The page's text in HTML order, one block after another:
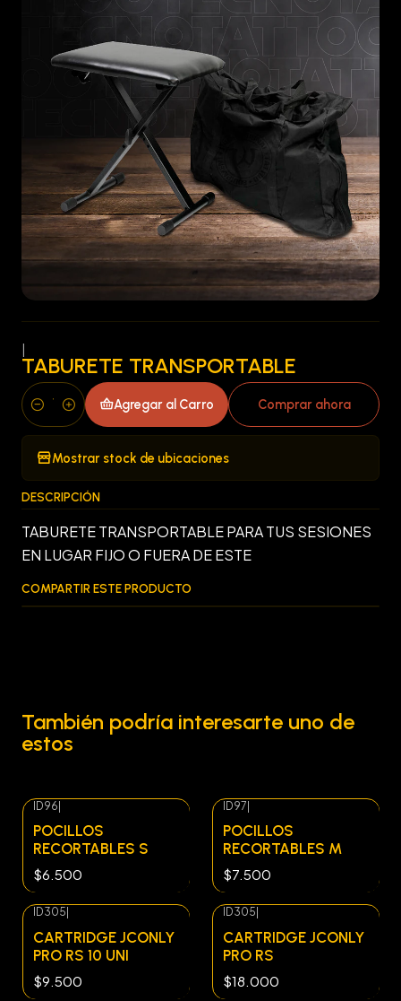
TABURETE TRANSPORTABLE
Cantidad
Agregar al Carro Comprar ahora
Mostrar stock de ubicaciones
DESCRIPCIÓN
TABURETE TRANSPORTABLE PARA TUS SESIONES
EN LUGAR FIJO O FUERA DE ESTE
COMPARTIR ESTE PRODUCTO
También podría interesarte uno de
estos
ID96
POCILLOS
RECORTABLES S
$6.500
ID97
POCILLOS
RECORTABLES M
$7.500
ID305
CARTRIDGE JCONLY
PRO RS 10 UNI
$9.500
ID305
CARTRIDGE JCONLY
PRO RS
$18.000